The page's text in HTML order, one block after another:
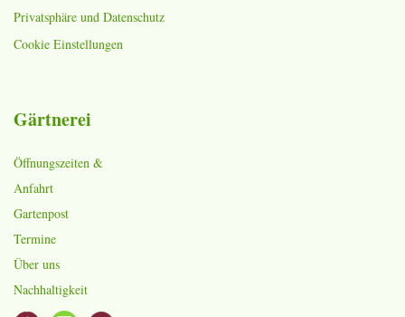
Privatsphäre und Datenschutz
Cookie Einstellungen
Gärtnerei
Öffnungszeiten &
Anfahrt
Gartenpost
Termine
Über uns
Nachhaltigkeit